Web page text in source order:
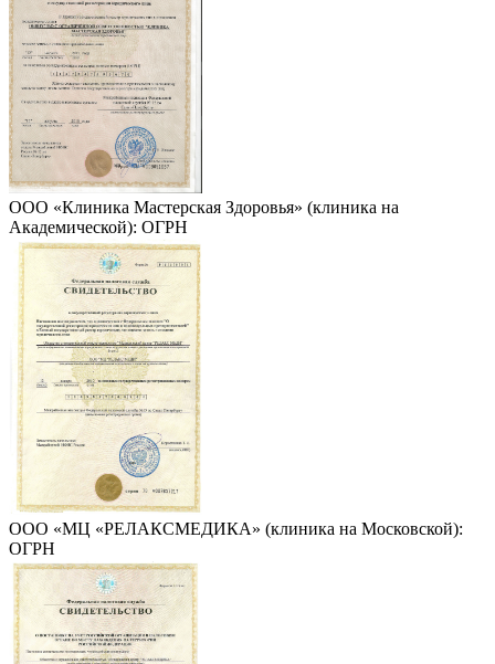
ООО «Клиника Мастерская Здоровья» (клиника на
Академической): ОГРН
ООО «МЦ «РЕЛАКСМЕДИКА» (клиника на Московской):
ОГРН